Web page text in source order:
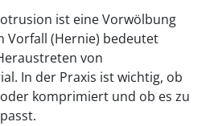
ist eine Vorwölbung
Vorfall (Hernie) bedeutet
von
In der Praxis ist wichtig, ob
komprimiert und ob es zu